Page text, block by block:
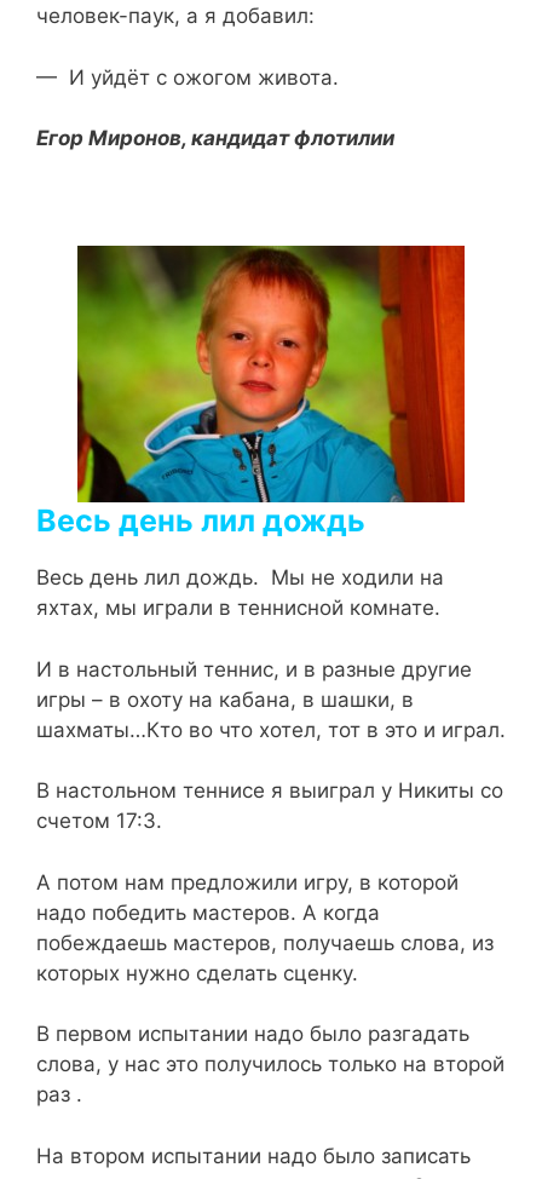
человек-паук, а я добавил:
— И уйдёт с ожогом живота.
Егор Миронов, кандидат флотилии
Весь день лил дождь
Весь день лил дождь. Мы не ходили на
яхтах, мы играли в теннисной комнате.
И в настольный теннис, и в разные другие
игры – в охоту на кабана, в шашки, в
шахматы…Кто во что хотел, тот в это и играл.
В настольном теннисе я выиграл у Никиты со
счетом 17:3.
А потом нам предложили игру, в которой
надо победить мастеров. А когда
побеждаешь мастеров, получаешь слова, из
которых нужно сделать сценку.
В первом испытании надо было разгадать
слова, у нас это получилось только на второй
раз .
На втором испытании надо было записать